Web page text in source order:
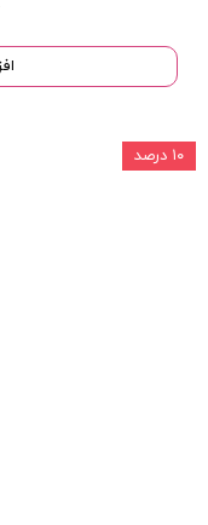
۱۰ درصد